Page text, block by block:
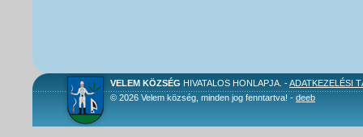
VELEM KÖZSÉG HIVATALOS HONLAPJA. -ADATKEZELÉSI
© 2026 Velem község, minden jog fenntartva! - deeb